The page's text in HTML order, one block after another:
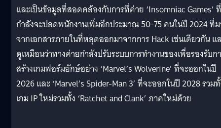
และเป็นข้อมูลที่สอดคล้องกับการที่ค่าย ‘Insomniac Games’ ที่
กำลังจะปลดพนักงานเพิ่มอีกประมาณ 50-75 คนในปี 2024 ที่
จากเอกสารภายในที่หลุดออกมาจากการ Hack เช่นเดียวกัน แ
ดูเหมือนว่าทางค่ายกำลังปรับระบบการทำงานของเพื่อรองรับก
สร้างเกมฟอร์มยักษ์อย่าง ‘Marvel’s Wolverine’ ที่จะออกในปี
2026 และ ‘Marvel’s Spider-Man 3’ ที่จะออกในปี 2028 รวม
เกม IP ใหม่รวมทั้ง ‘Ratchet and Clank’ ภาคใหม่ด้วย